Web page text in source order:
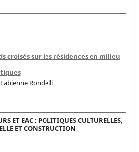
croisés sur les résidences en milieu
Rondelli
ET EAC : POLITIQUES CULTURELLES,
ET CONSTRUCTION